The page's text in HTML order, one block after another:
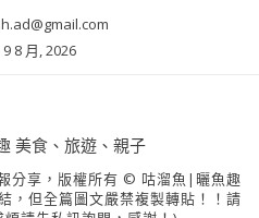
8 月, 2026
享，版權所有 © 咕溜魚|曬魚趣
，但全篇圖文嚴禁複製轉貼！！請